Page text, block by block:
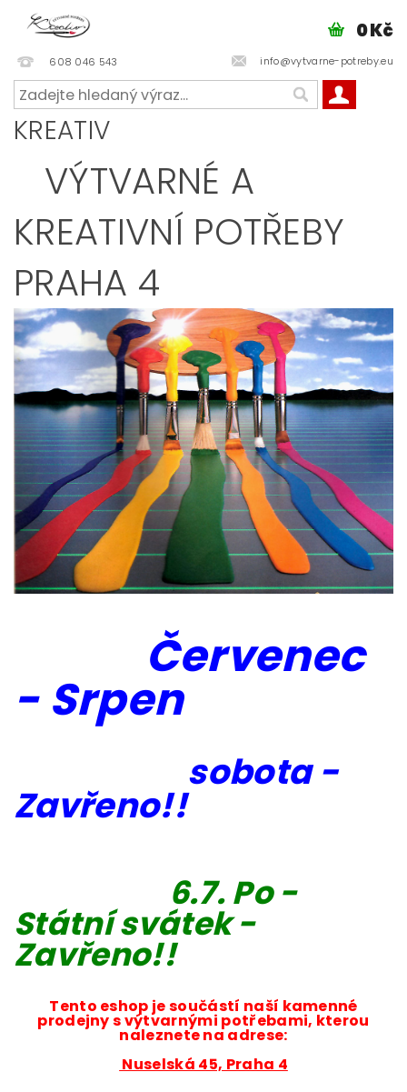
608 046 543 info@vytvarne-potreby.eu
0 Kč
KREATIV
VÝTVARNÉ A
KREATIVNÍ POTŘEBY
PRAHA 4
Červenec
- Srpen
sobota -
Zavřeno!!
6.7. Po -
Státní svátek -
Zavřeno!!
Tento eshop je součástí naší kamenné
prodejny s výtvarnými potřebami, kterou
naleznete na adrese:
Nuselská 45, Praha 4